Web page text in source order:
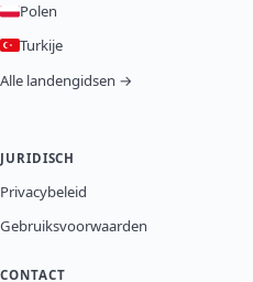
Polen
Turkije
Alle landengidsen →
JURIDISCH
Privacybeleid
Gebruiksvoorwaarden
CONTACT